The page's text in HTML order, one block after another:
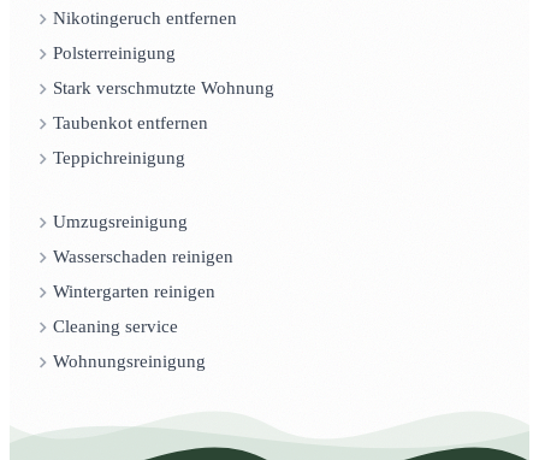
Nikotingeruch entfernen
Polsterreinigung
Stark verschmutzte Wohnung
Taubenkot entfernen
Teppichreinigung
Umzugsreinigung
Wasserschaden reinigen
Wintergarten reinigen
Cleaning service
Wohnungsreinigung